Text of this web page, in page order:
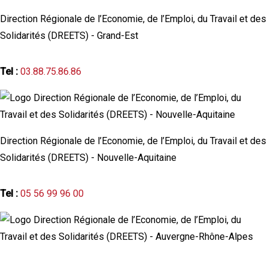
Direction Régionale de l’Economie, de l’Emploi, du Travail et des
Solidarités (DREETS) - Grand-Est
Tel : 03.88.75.86.86
Direction Régionale de l’Economie, de l’Emploi, du Travail et des
Solidarités (DREETS) - Nouvelle-Aquitaine
Tel : 05 56 99 96 00